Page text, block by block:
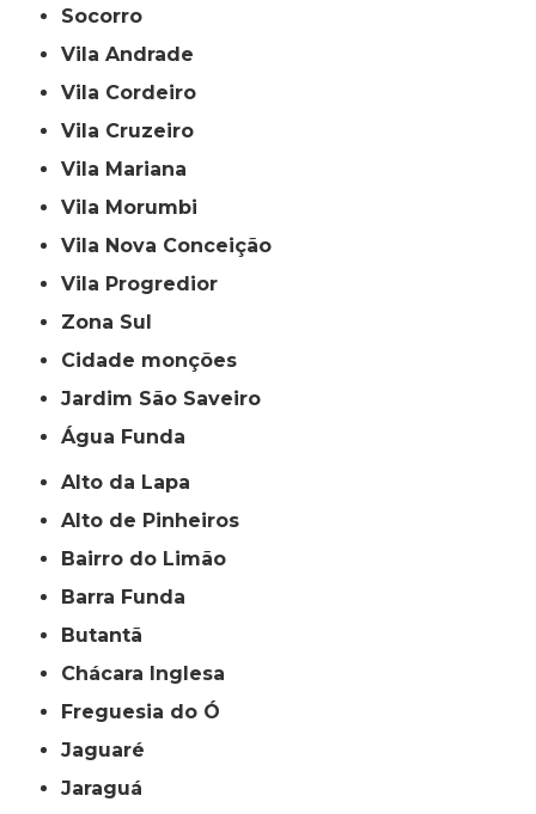
Socorro
Vila Andrade
Vila Cordeiro
Vila Cruzeiro
Vila Mariana
Vila Morumbi
Vila Nova Conceição
Vila Progredior
Zona Sul
cidade monções
jardim São Saveiro
Água Funda
Alto da Lapa
Alto de Pinheiros
Bairro do Limão
Barra Funda
Butantã
Chácara Inglesa
Freguesia do Ó
Jaguaré
Jaraguá